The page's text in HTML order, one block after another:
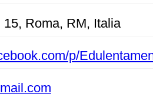
Roma, RM, Italia
p/